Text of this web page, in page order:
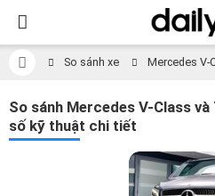
So sánh xe Mercedes V-
So sánh Mercedes V-Class
số kỹ thuật chi tiết